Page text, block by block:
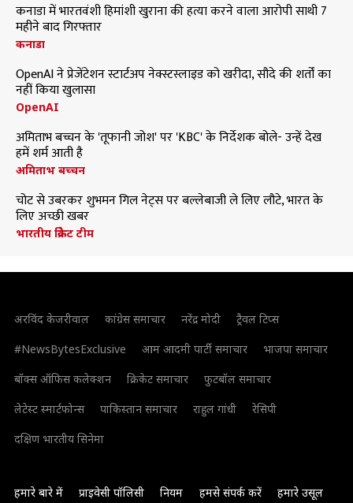
कनाडा में भारतवंशी हिमांशी खुराना की हत्या करने वाला आरोपी साथी 7
महीने बाद गिरफ्तार
कनाडा
OpenAI ने प्रेजेंटेशन स्टार्टअप नेक्स्टस्लाइड को खरीदा, सौदे की शर्तों का
नहीं किया खुलासा
OpenAI
अमिताभ बच्चन के 'तूफानी जोश' पर 'KBC' के निर्देशक बोले- उन्हें देख
हमें शर्म आती है
अमिताभ बच्चन
चोट से उबरकर शुभमन गिल नेट्स पर बल्लेबाजी ले लिए लौटे, भारत के
लिए अच्छी खबर
भारतीय क्रिकेट टीम
अरविंद केजरीवाल कांग्रेस समाचार नरेंद्र मोदी
ट्रैवल टिप्स
#NewsBytesExclusive
आम आदमी पार्टी समाचार
भाजपा समाचार
बॉक्स ऑफिस कलेक्शन
क्रिकेट समाचार
फुटबॉल समाचार
लेटेस्ट स्मार्टफोन्स
पाकिस्तान समाचार राहुल गांधी
रेसिपी
दक्षिण भारतीय सिनेमा
हमारे बारे में प्राइवेसी पॉलिसी नियम हमसे संपर्क करें हमारे उसूल